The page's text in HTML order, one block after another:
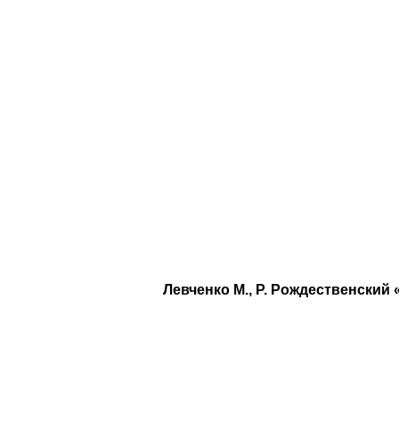
Левченко М., Р. Рождественский